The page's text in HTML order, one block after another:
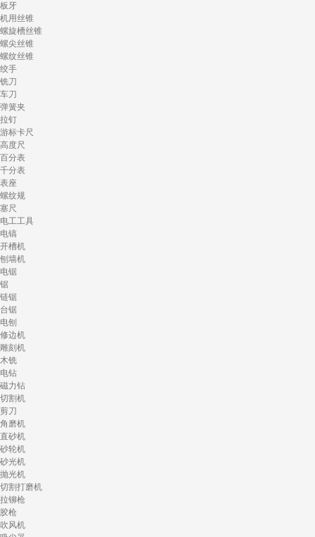
板牙
机用丝锥
螺旋槽丝锥
螺尖丝锥
螺纹丝锥
绞手
铣刀
车刀
弹簧夹
拉钉
游标卡尺
高度尺
百分表
千分表
表座
螺纹规
塞尺
电工工具
电镐
开槽机
刨墙机
电锯
锯
链锯
台锯
电刨
修边机
雕刻机
木铣
电钻
磁力钻
切割机
剪刀
角磨机
直砂机
砂轮机
砂光机
抛光机
切割打磨机
拉铆枪
胶枪
吹风机